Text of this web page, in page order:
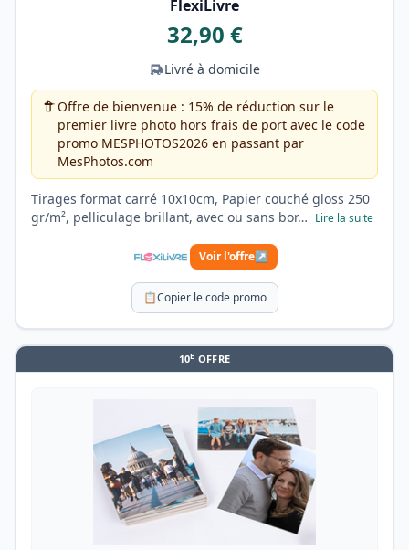
FlexiLivre
32,90 €
Livré à domicile
Offre de bienvenue : 15% de réduction sur le
premier livre photo hors frais de port avec le code
promo MESPHOTOS2026 en passant par
MesPhotos.com
Tirages format carré 10x10cm, Papier couché gloss 250
gr/m², pelliculage brillant, avec ou sans bor… Lire la suite
Voir l'offre↗
📋Copier le code promo
10E OFFRE